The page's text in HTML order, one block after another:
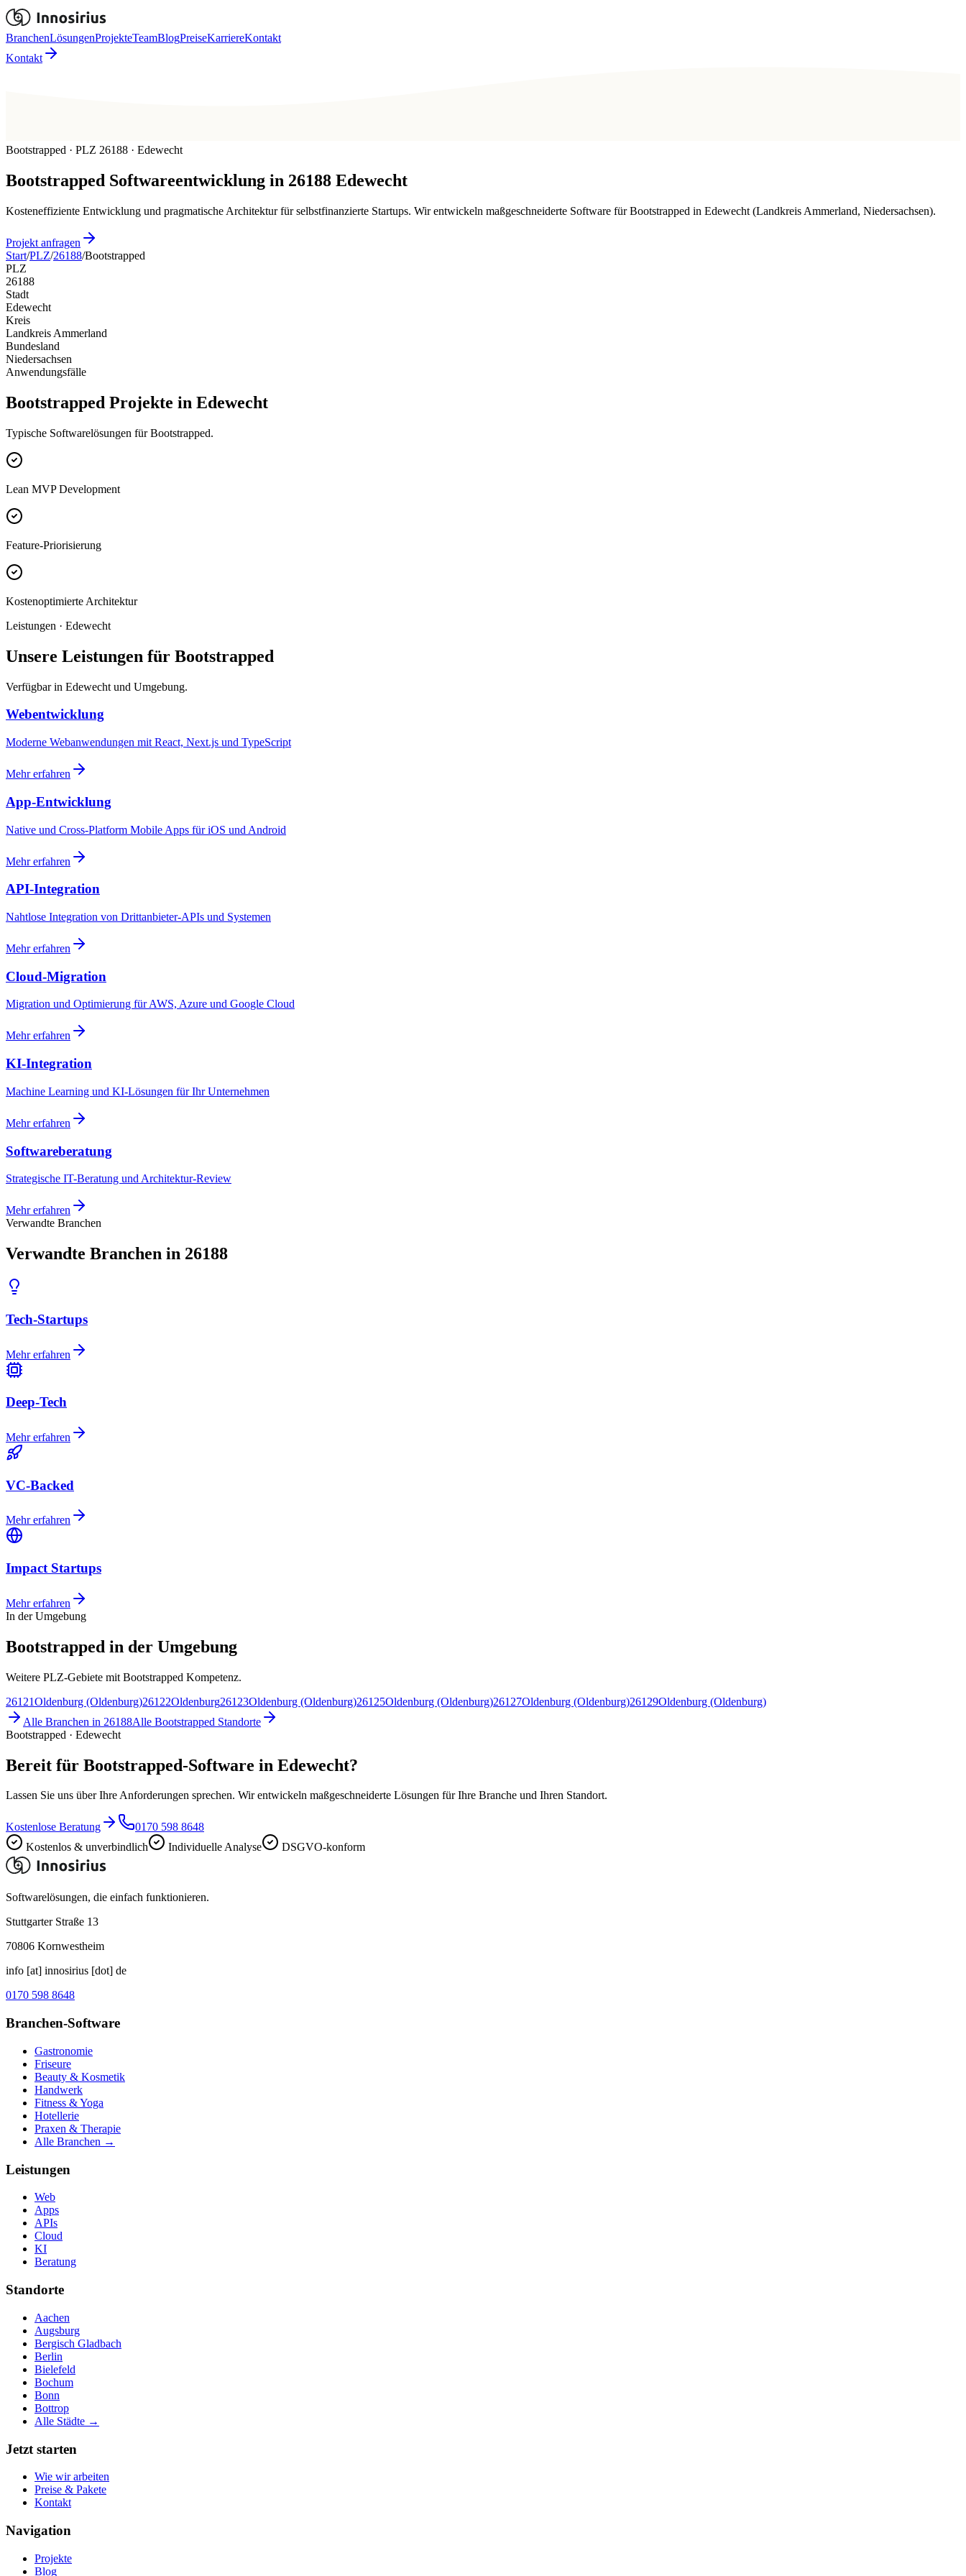
BranchenLösungenProjekteTeamBlogPreiseKarriereKontakt
Kontakt
Bootstrapped · PLZ 26188 · Edewecht
Bootstrapped Softwareentwicklung in 26188 Edewecht
Kosteneffiziente Entwicklung und pragmatische Architektur für selbstfinanzierte Startups. Wir entwickeln maßgeschneiderte Software für Bootstrapped in Edewecht (Landkreis Ammerland, Niedersachsen).
Projekt anfragen
Start/PLZ/26188/Bootstrapped
PLZ
26188
Stadt
Edewecht
Kreis
Landkreis Ammerland
Bundesland
Niedersachsen
Anwendungsfälle
Bootstrapped Projekte in Edewecht
Typische Softwarelösungen für Bootstrapped.
Lean MVP Development
Feature-Priorisierung
Kostenoptimierte Architektur
Leistungen · Edewecht
Unsere Leistungen für Bootstrapped
Verfügbar in Edewecht und Umgebung.
Webentwicklung
Moderne Webanwendungen mit React, Next.js und TypeScript
Mehr erfahren
App-Entwicklung
Native und Cross-Platform Mobile Apps für iOS und Android
Mehr erfahren
API-Integration
Nahtlose Integration von Drittanbieter-APIs und Systemen
Mehr erfahren
Cloud-Migration
Migration und Optimierung für AWS, Azure und Google Cloud
Mehr erfahren
KI-Integration
Machine Learning und KI-Lösungen für Ihr Unternehmen
Mehr erfahren
Softwareberatung
Strategische IT-Beratung und Architektur-Review
Mehr erfahren
Verwandte Branchen
Verwandte Branchen in 26188
Tech-Startups
Mehr erfahren
Deep-Tech
Mehr erfahren
VC-Backed
Mehr erfahren
Impact Startups
Mehr erfahren
In der Umgebung
Bootstrapped in der Umgebung
Weitere PLZ-Gebiete mit Bootstrapped Kompetenz.
26121Oldenburg (Oldenburg)26122Oldenburg26123Oldenburg (Oldenburg)26125Oldenburg (Oldenburg)26127Oldenburg (Oldenburg)26129Oldenburg (Oldenburg)
Alle Branchen in 26188Alle Bootstrapped Standorte
Bootstrapped · Edewecht
Bereit für Bootstrapped-Software in Edewecht?
Lassen Sie uns über Ihre Anforderungen sprechen. Wir entwickeln maßgeschneiderte Lösungen für Ihre Branche und Ihren Standort.
Kostenlose Beratung
0170 598 8648
Kostenlos & unverbindlich
Individuelle Analyse DSGVO-konform
Softwarelösungen, die einfach funktionieren.
Stuttgarter Straße 13
70806 Kornwestheim
info [at] innosirius [dot] de
0170 598 8648
Branchen-Software
Gastronomie
Friseure
Beauty & Kosmetik
Handwerk
Fitness & Yoga
Hotellerie
Praxen & Therapie
Alle Branchen →
Leistungen
Web
Apps
APIs
Cloud
KI
Beratung
Standorte
Aachen
Augsburg
Bergisch Gladbach
Berlin
Bielefeld
Bochum
Bonn
Bottrop
Alle Städte →
Jetzt starten
Wie wir arbeiten
Preise & Pakete
Kontakt
Navigation
Projekte
Blog